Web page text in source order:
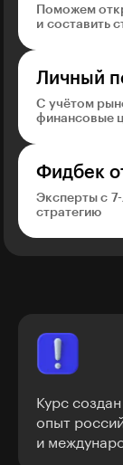
Поможем
и составить
Личный
С учётом
финансовые
Фидбек
Эксперты с
стратегию
Курс
опыт
и